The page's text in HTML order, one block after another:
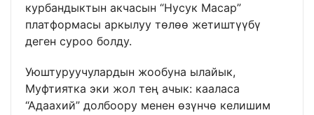
курбандыктын акчасын “Нусук Масар”
платформасы аркылуу төлөө жетиштүүбү
деген суроо болду.
Уюштуруучулардын жообуна ылайык,
Муфтиятка эки жол тең ачык: кааласа
“Адаахий” долбоору менен өзүнчө келишим